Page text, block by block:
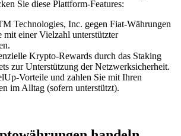
Sie diese Plattform-Features:
Technologies, Inc. gegen Fiat-Währungen
mit einer Vielzahl unterstützter
Krypto-Rewards durch das Staking
zur Unterstützung der Netzwerksicherheit.
Vorteile und zahlen Sie mit Ihren
im Alltag (sofern unterstützt).